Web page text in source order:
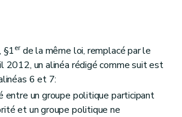
§1erde la même loi, remplacé par le
2012, un alinéa rédigé comme suit est
6 et 7:
entre un groupe politique participant
et un groupe politique ne